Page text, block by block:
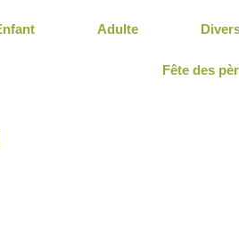
Adulte
Fête des